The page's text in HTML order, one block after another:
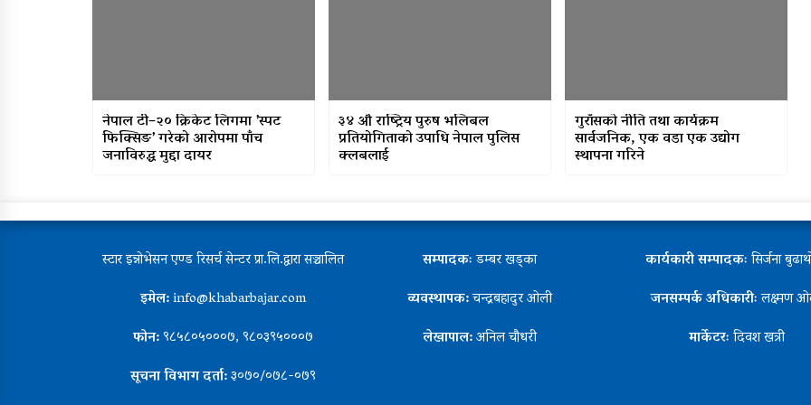
नेपाल टी–२० क्रिकेट लिगमा ’स्पट
फिक्सिङ’ गरेको आरोपमा पाँच
जनाविरुद्ध मुद्दा दायर
३४ औँ राष्ट्रिय पुरुष भलिबल
प्रतियोगिताको उपाधि नेपाल पुलिस
क्लबलाई
गुराँसको नीति तथा कार्यक्रम
सार्वजनिक, एक वडा एक उद्योग
स्थापना गरिने
स्टार इन्नोभेसन एण्ड रिसर्च सेन्टर प्रा.लि.द्वारा सञ्चालित
इमेल:info@khabarbajar.com
फोन:९८५८०५०००७, ९८०३९५०००७
सूचना विभाग दर्ता:३०७०/०७८-०७९
सम्पादकःडम्बर खड्का
व्यवस्थापक:चन्द्रबहादुर ओली
लेखापाल:अनिल चौधरी
कार्यकारी सम्पादकःसिर्जना
जनसम्पर्क अधिकारीःलक्ष्मण
मार्केटरःदिवश खत्री